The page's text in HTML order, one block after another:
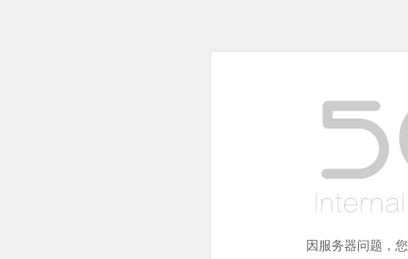
因服务器问题，